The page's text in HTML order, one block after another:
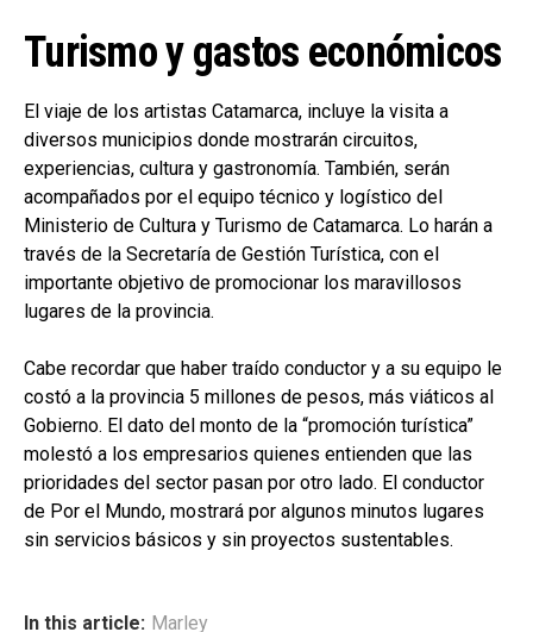
Turismo y gastos económicos
El viaje de los artistas Catamarca, incluye la visita a
diversos municipios donde mostrarán circuitos,
experiencias, cultura y gastronomía. También, serán
acompañados por el equipo técnico y logístico del
Ministerio de Cultura y Turismo de Catamarca. Lo harán a
través de la Secretaría de Gestión Turística, con el
importante objetivo de promocionar los maravillosos
lugares de la provincia.
Cabe recordar que haber traído conductor y a su equipo le
costó a la provincia 5 millones de pesos, más viáticos al
Gobierno. El dato del monto de la “promoción turística”
molestó a los empresarios quienes entienden que las
prioridades del sector pasan por otro lado. El conductor
de Por el Mundo, mostrará por algunos minutos lugares
sin servicios básicos y sin proyectos sustentables.
In this article: Marley